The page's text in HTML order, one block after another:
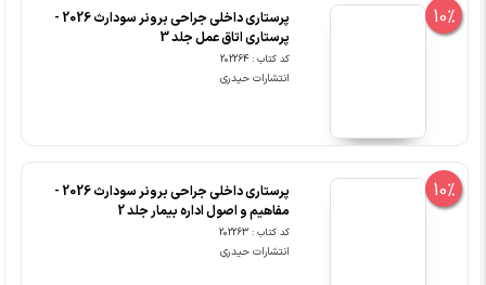
10%
پرستاری داخلی جراحی برونر سودارث 2026 -
پرستاری اتاق عمل جلد 3
کد کتاب : 202264
انتشارات حیدری
10%
پرستاری داخلی جراحی برونر سودارث 2026 -
مفاهیم و اصول اداره بیمار جلد 2
کد کتاب : 202263
انتشارات حیدری